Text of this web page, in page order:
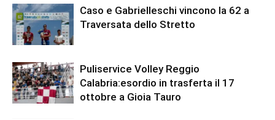
Caso e Gabrielleschi vincono la 62 a
Traversata dello Stretto
Puliservice Volley Reggio
Calabria:esordio in trasferta il 17
ottobre a Gioia Tauro